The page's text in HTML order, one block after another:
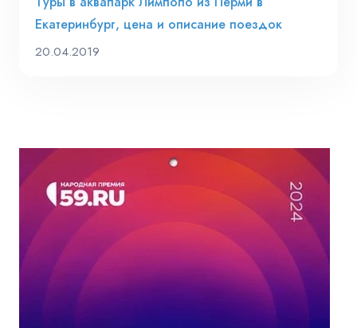
Екатеринбург, цена и описание поездок
20.04.2019